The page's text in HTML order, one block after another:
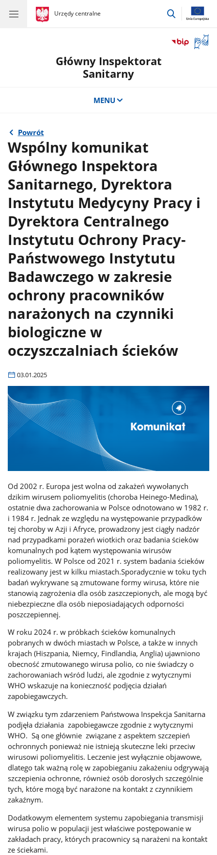
gov.pl
Urzędy centralne
gov.pl
Urzędy
przejdź
okno
Główny Inspektorat
Sanitarny
MENU
Powrót
Wspólny komunikat
Głównego Inspektora
Sanitarnego, Dyrektora
Instytutu Medycyny Pracy i
Dyrektora Centralnego
Instytutu Ochrony Pracy-
Państwowego Instytutu
Badawczego w zakresie
ochrony pracowników
narażonych na czynniki
biologiczne w
oczyszczalniach ścieków
03.01.2025
Od 2002 r. Europa jest wolna od zakażeń wywołanych
dzikim wirusem poliomyelitis (choroba Heinego-Medina),
ostatnie dwa zachorowania w Polsce odnotowano w 1982 r.
i 1984 r. Jednak ze względu na występowanie przypadków
tej choroby w Azji i Afryce, prowadzony jest ciągły nadzór
nad przypadkami porażeń wiotkich oraz badania ścieków
komunalnych pod kątem występowania wirusów
poliomyelitis. W Polsce od 2021 r. system badania ścieków
realizowany jest w kilku miastach.Sporadycznie w toku tych
badań wykrywane są zmutowane formy wirusa, które nie
stanowią zagrożenia dla osób zaszczepionych, ale mogą być
niebezpieczne dla osób nieposiadających odporności
poszczepiennej.
W roku 2024 r. w próbkach ścieków komunalnych
pobranych w dwóch miastach w Polsce, a także w innych
krajach (Hiszpania, Niemcy, Findlandia, Anglia) ujawniono
obecność zmutowanego wirusa polio, co nie świadczy o
zachorowaniach wśród ludzi, ale zgodnie z wytycznymi
WHO wskazuje na konieczność podjęcia działań
zapobiegawczych.
W związku tym zdarzeniem Państwowa Inspekcja Sanitarna
podjęła działania zapobiegawcze zgodnie z wytycznymi
WHO. Są one głównie związane z aspektem szczepień
ochronnych ponieważ nie istnieją skuteczne leki przeciw
wirusowi poliomyelitis. Leczenie jest wyłącznie objawowe,
dlatego tak ważną rolę w zapobieganiu zakażeniu odgrywają
szczepienia ochronne, również osób dorosłych szczególnie
tych, które mogą być narażone na kontakt z czynnikiem
zakaźnym.
Dodatkowym elementem systemu zapobiegania transmisji
wirusa polio w populacji jest właściwe postępowanie w
zakładach pracy, których pracownicy są narażeni na kontakt
ze ściekami.